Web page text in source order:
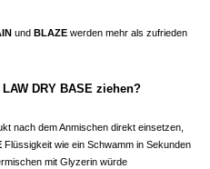
und BLAZE werden mehr als zufrieden
DRY BASE ziehen?
nach dem Anmischen direkt einsetzen,
Flüssigkeit wie ein Schwamm in Sekunden
mit Glyzerin würde